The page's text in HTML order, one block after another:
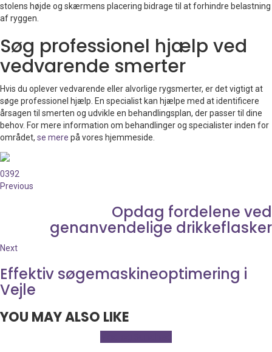
stolens højde og skærmens placering bidrage til at forhindre belastning
af ryggen.
Søg professionel hjælp ved
vedvarende smerter
Hvis du oplever vedvarende eller alvorlige rygsmerter, er det vigtigt at
søge professionel hjælp. En specialist kan hjælpe med at identificere
årsagen til smerten og udvikle en behandlingsplan, der passer til dine
behov. For mere information om behandlinger og specialister inden for
området, se mere på vores hjemmeside.
0392
Previous
Opdag fordelene ved
genanvendelige drikkeflasker
Next
Effektiv søgemaskineoptimering i
Vejle
YOU MAY ALSO LIKE